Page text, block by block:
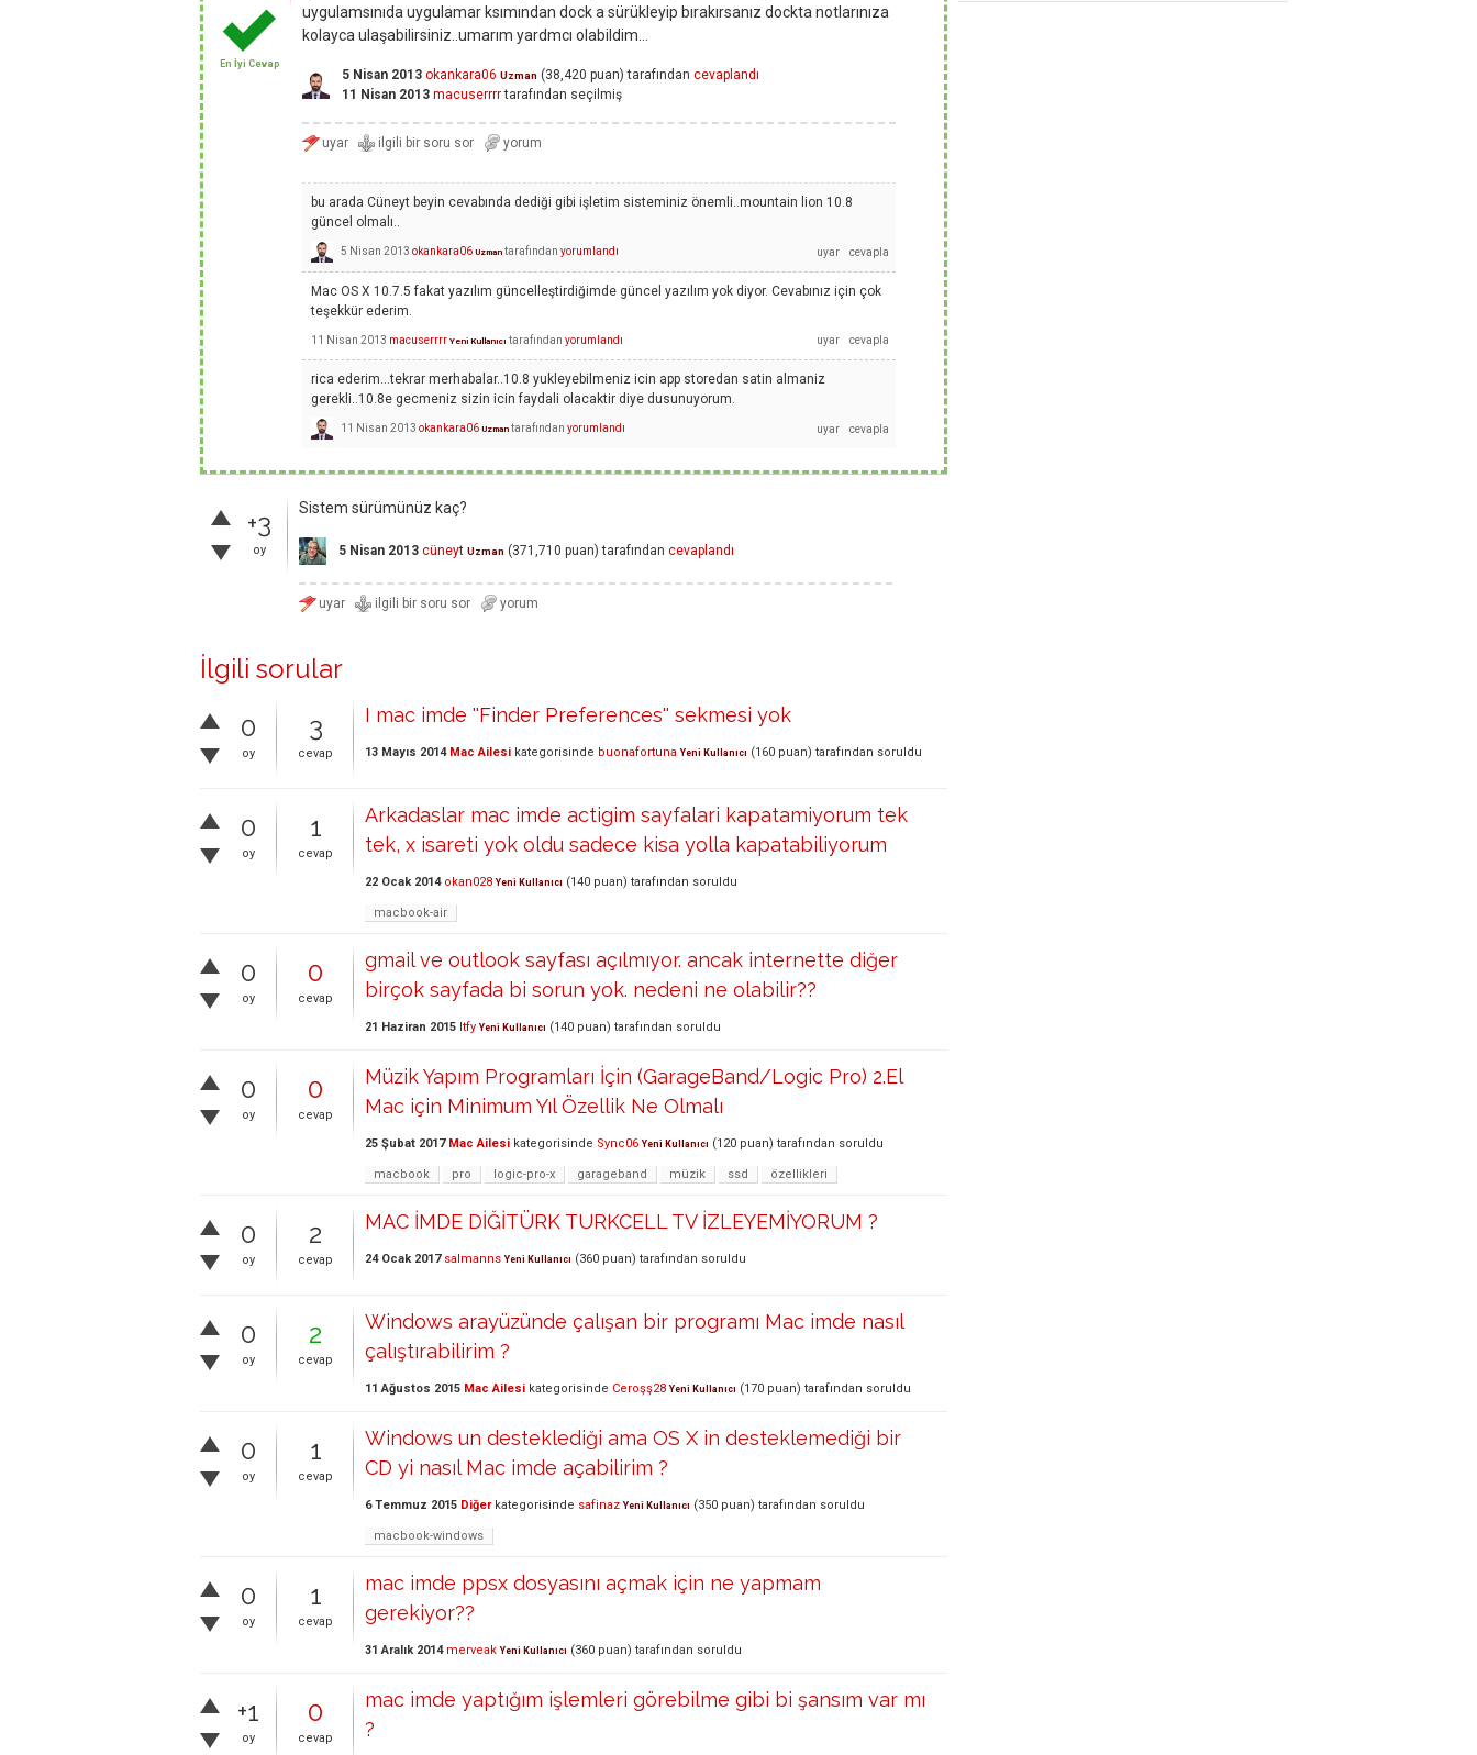
En İyi Cevap
uygulamsınıda uygulamar ksımından dock a sürükleyip bırakırsanız dockta notlarınıza
kolayca ulaşabilirsiniz..umarım yardmcı olabildim...
5 Nisan 2013 okankara06 Uzman (38,420 puan) tarafından cevaplandı
11 Nisan 2013 macuserrrrtarafından seçilmiş
bu arada Cüneyt beyin cevabında dediği gibi işletim sisteminiz önemli..mountain lion 10.8
güncel olmalı..
5 Nisan 2013 okankara06 Uzman tarafından yorumlandı
Mac OS X 10.7.5 fakat yazılım güncelleştirdiğimde güncel yazılım yok diyor. Cevabınız için çok
teşekkür ederim.
11 Nisan 2013 macuserrrr Yeni Kullanıcı tarafından yorumlandı
rica ederim...tekrar merhabalar..10.8 yukleyebilmeniz icin app storedan satin almaniz
gerekli..10.8e gecmeniz sizin icin faydali olacaktir diye dusunuyorum.
11 Nisan 2013 okankara06 Uzman tarafından yorumlandı
+3
oy
Sistem sürümünüz kaç?
5 Nisan 2013 cüneyt Uzman (371,710 puan) tarafından cevaplandı
İlgili sorular
0
oy
3
cevap
I mac imde ''Finder Preferences'' sekmesi yok
13 Mayıs 2014 Mac Ailesi kategorisinde buonafortuna Yeni Kullanıcı (160 puan) tarafından soruldu
0
oy
1
cevap
Arkadaslar mac imde actigim sayfalari kapatamiyorum tek
tek, x isareti yok oldu sadece kisa yolla kapatabiliyorum
22 Ocak 2014 okan028 Yeni Kullanıcı (140 puan) tarafından soruldu
macbook-air
0
oy
0
cevap
gmail ve outlook sayfası açılmıyor. ancak internette diğer
birçok sayfada bi sorun yok. nedeni ne olabilir??
21 Haziran 2015 ltfy Yeni Kullanıcı (140 puan) tarafından soruldu
0
oy
0
cevap
Müzik Yapım Programları İçin (GarageBand/Logic Pro) 2.El
Mac için Minimum Yıl Özellik Ne Olmalı
25 Şubat 2017 Mac Ailesi kategorisinde Sync06 Yeni Kullanıcı (120 puan) tarafından soruldu
macbook pro logic-pro-x garageband müzik ssd özellikleri
0
oy
2
cevap
MAC İMDE DİĞİTÜRK TURKCELL TV İZLEYEMİYORUM ?
24 Ocak 2017 salmanns Yeni Kullanıcı (360 puan) tarafından soruldu
0
oy
2
cevap
Windows arayüzünde çalışan bir programı Mac imde nasıl
çalıştırabilirim ?
11 Ağustos 2015 Mac Ailesi kategorisinde Ceroşş28 Yeni Kullanıcı (170 puan) tarafından soruldu
0
oy
1
cevap
Windows un desteklediği ama OS X in desteklemediği bir
CD yi nasıl Mac imde açabilirim ?
6 Temmuz 2015 Diğerkategorisinde safinaz Yeni Kullanıcı (350 puan) tarafından soruldu
macbook-windows
0
oy
1
cevap
mac imde ppsx dosyasını açmak için ne yapmam
gerekiyor??
31 Aralık 2014 merveak Yeni Kullanıcı (360 puan) tarafından soruldu
+1
oy
0
cevap
mac imde yaptığım işlemleri görebilme gibi bi şansım var mı
?